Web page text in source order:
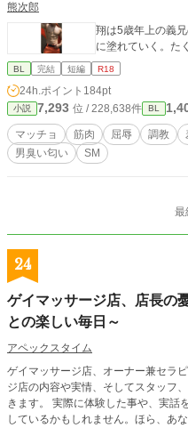
熊次郎
翔は5歳年上の義
に塗れていく。た
BL 完結 短編 R18
24h.ポイント 184pt
小説 7,293 位 / 228,638件 BL
マッチョ 筋肉 屈辱 調教
男臭い匂い
SM
最
24
ゲイマッサージ店、店長
との楽しい毎日～
アペックスタイム
ゲイマッサージ店、オーナー兼セラピスト
ジ店の内容や実情、そしてスタッフ
きます。 実際に体験した事や、実話を元にしています。 こんな店舗が……実在
しているかもしれません。ほら、あなたの住む町にも